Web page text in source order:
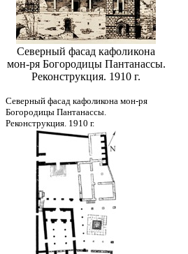
Северный фасад кафоликона
мон-ря Богородицы Пантанассы.
Реконструкция. 1910 г.
Северный фасад кафоликона мон-ря
Богородицы Пантанассы.
Реконструкция. 1910 г.